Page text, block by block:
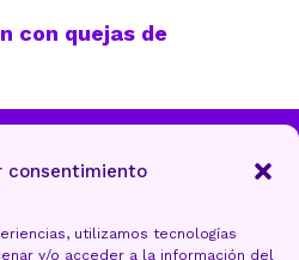
consentimiento
utilizamos tecnologías
y/o acceder a la información del
con quejas de